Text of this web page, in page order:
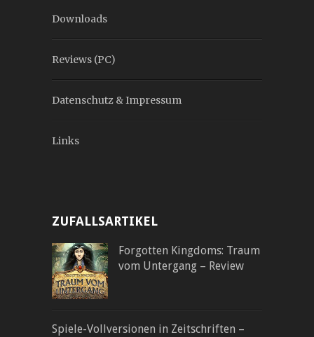
Downloads
Reviews (PC)
Datenschutz & Impressum
Links
ZUFALLSARTIKEL
Forgotten Kingdoms: Traum
vom Untergang – Review
Spiele-Vollversionen in Zeitschriften –